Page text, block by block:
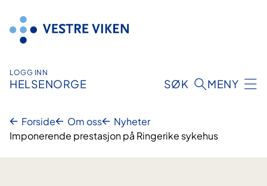
innhold
LOGG INN
HELSENORGE SØK MENY
Forside Om oss
Nyheter
Imponerende prestasjon på Ringerike sykehus